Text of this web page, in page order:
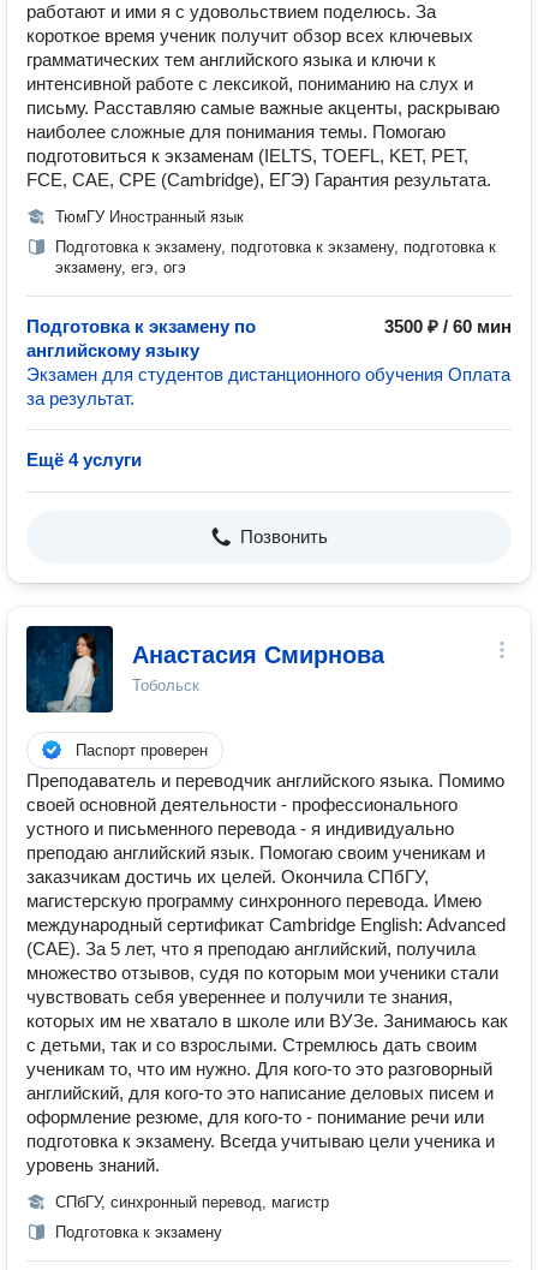
работают и ими я с удовольствием поделюсь. За
короткое время ученик получит обзор всех ключевых
грамматических тем английского языка и ключи к
интенсивной работе с лексикой, пониманию на слух и
письму. Расставляю самые важные акценты, раскрываю
наиболее сложные для понимания темы. Помогаю
подготовиться к экзаменам (IELTS, TOEFL, KET, PET,
FCE, CAE, CPE (Cambridge), ЕГЭ) Гарантия результата.
ТюмГУ Иностранный язык
Подготовка к экзамену, подготовка к экзамену, подготовка к
экзамену, егэ, огэ
Подготовка к экзамену по
английскому языку
3500 ₽ / 60 мин
Экзамен для студентов дистанционного обучения Оплата
за результат.
Ещё 4 услуги
Позвонить
Анастасия Смирнова
Тобольск
Паспорт проверен
Преподаватель и переводчик английского языка. Помимо
своей основной деятельности - профессионального
устного и письменного перевода - я индивидуально
преподаю английский язык. Помогаю своим ученикам и
заказчикам достичь их целей. Окончила СПбГУ,
магистерскую программу синхронного перевода. Имею
международный сертификат Cambridge English: Advanced
(CAE). За 5 лет, что я преподаю английский, получила
множество отзывов, судя по которым мои ученики стали
чувствовать себя увереннее и получили те знания,
которых им не хватало в школе или ВУЗе. Занимаюсь как
с детьми, так и со взрослыми. Стремлюсь дать своим
ученикам то, что им нужно. Для кого-то это разговорный
английский, для кого-то это написание деловых писем и
оформление резюме, для кого-то - понимание речи или
подготовка к экзамену. Всегда учитываю цели ученика и
уровень знаний.
СПбГУ, синхронный перевод, магистр
Подготовка к экзамену